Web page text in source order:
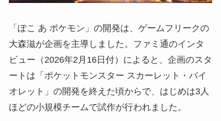
「ぽこ あ ポケモン」の開発は、ゲームフリークの
大森滋が企画を主導しました。ファミ通のインタ
ビュー（2026年2月16日付）によると、企画のスタ
ートは「ポケットモンスター スカーレット・バイ
オレット」の開発を終えた頃からで、はじめは3人
ほどの小規模チームで試作が行われました。